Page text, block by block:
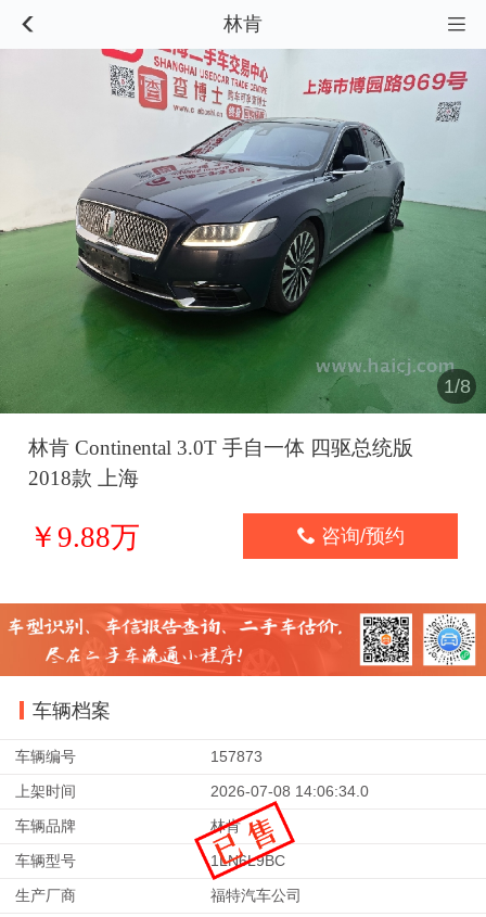
 林肯 
1/8
林肯 Continental 3.0T 手自一体 四驱总统版
2018款 上海
￥9.88万  咨询/预约
车辆档案
车辆编号
157873
上架时间
2026-07-08 14:06:34.0
车辆品牌
林肯
车辆型号
1LN6L9BC
生产厂商
福特汽车公司